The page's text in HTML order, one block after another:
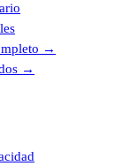
→
→